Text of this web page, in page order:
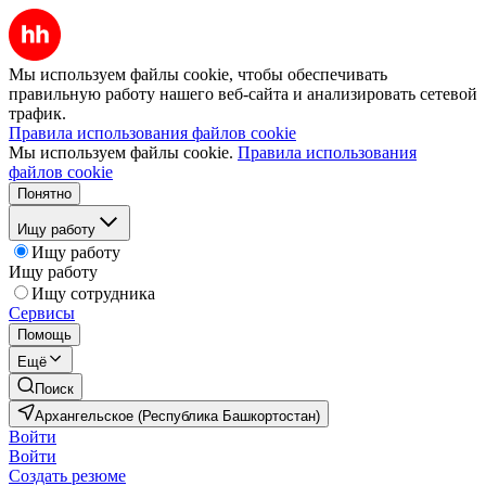
Мы используем файлы cookie, чтобы обеспечивать
правильную работу нашего веб-сайта и анализировать сетевой
трафик.
Правила использования файлов cookie
Мы используем файлы cookie. Правила использования
файлов cookie
Понятно
Ищу работу
Ищу работу
Ищу работу
Ищу сотрудника
Сервисы
Помощь
Ещё
Поиск
Архангельское (Республика Башкортостан)
Войти
Войти
Создать резюме